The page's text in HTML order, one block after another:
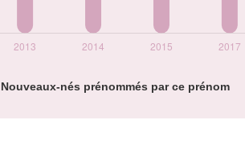
Nouveaux-nés prénommés par ce prénom